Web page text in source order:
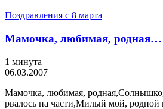
Поздравления с 8 марта
Мамочка, любимая, родная…
1 минута
06.03.2007
Мамочка, любимая, родная,Солнышко,
рвалось на части,Милый мой, родной